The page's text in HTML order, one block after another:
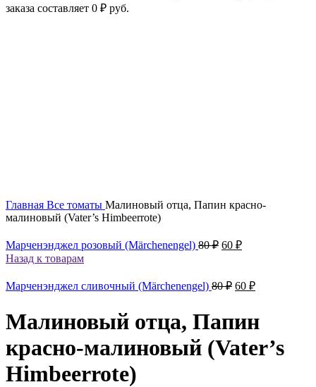
заказа составляет 0 ₽ руб.
Главная Все томаты Малиновый отца, Папин красно-
малиновый (Vater’s Himbeerrote)
Марченэнджел розовый (Märchenengel) 80₽ Первоначальная
80 ₽.
60 ₽Текущая
Назад к товарам
Марченэнджел сливочный (Märchenengel) 80₽ Первоначальная
80 ₽.
60 ₽Текущая
Малиновый отца, Папин
красно-малиновый (Vater’s
Himbeerrote)